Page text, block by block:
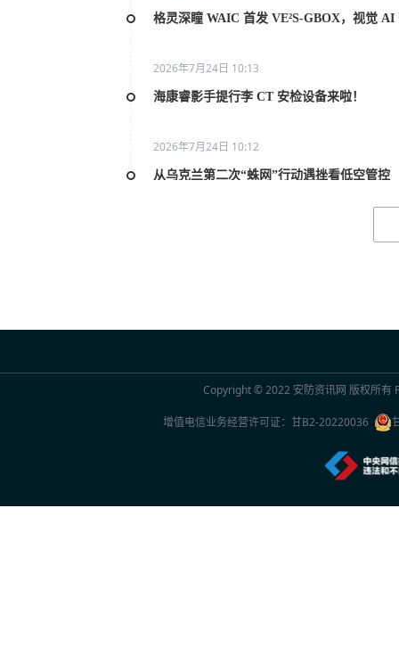
格灵深瞳 WAIC 首发 VE²S-GBOX，视觉 AI
2026年7月24日 10:13
海康睿影手提行李 CT 安检设备来啦！
2026年7月24日 10:12
从乌克兰第二次“蛛网”行动遇挫看低空管控
联合国官员点赞中国“人工智能+”行动：期
2026年7月20日 10:29
Copyright © 2022 安防资讯网 版权所有
增值电信业务经营许可证： 甘B2-20220036